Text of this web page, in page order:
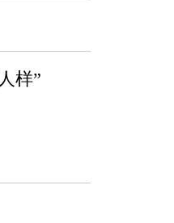
样”